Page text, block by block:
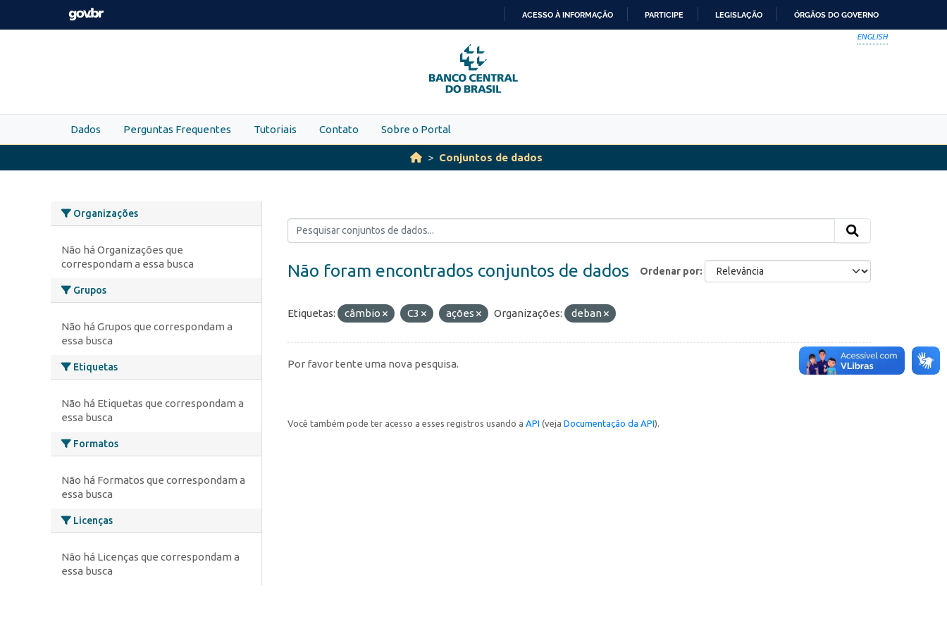
Skip to main content
PARA
O
CONTEÚDO
ACESSO À INFORMAÇÃO PARTICIPE LEGISLAÇÃO ÓRGÃOS DO GOVERNO
ENGLISH
Dados Perguntas Frequentes Tutoriais Contato Sobre o Portal
Conjuntos de dados
Organizações
Não há Organizações que
correspondam a essa busca
Grupos
Não há Grupos que correspondam a
essa busca
Etiquetas
Não há Etiquetas que correspondam a
essa busca
Formatos
Não há Formatos que correspondam a
essa busca
Licenças
Não há Licenças que correspondam a
essa busca
Ordenar por
Não foram encontrados conjuntos de dados
Etiquetas: câmbio C3 ações Organizações: deban
Por favor tente uma nova pesquisa.
Você também pode ter acesso a esses registros usando a API (veja Documentação da API).